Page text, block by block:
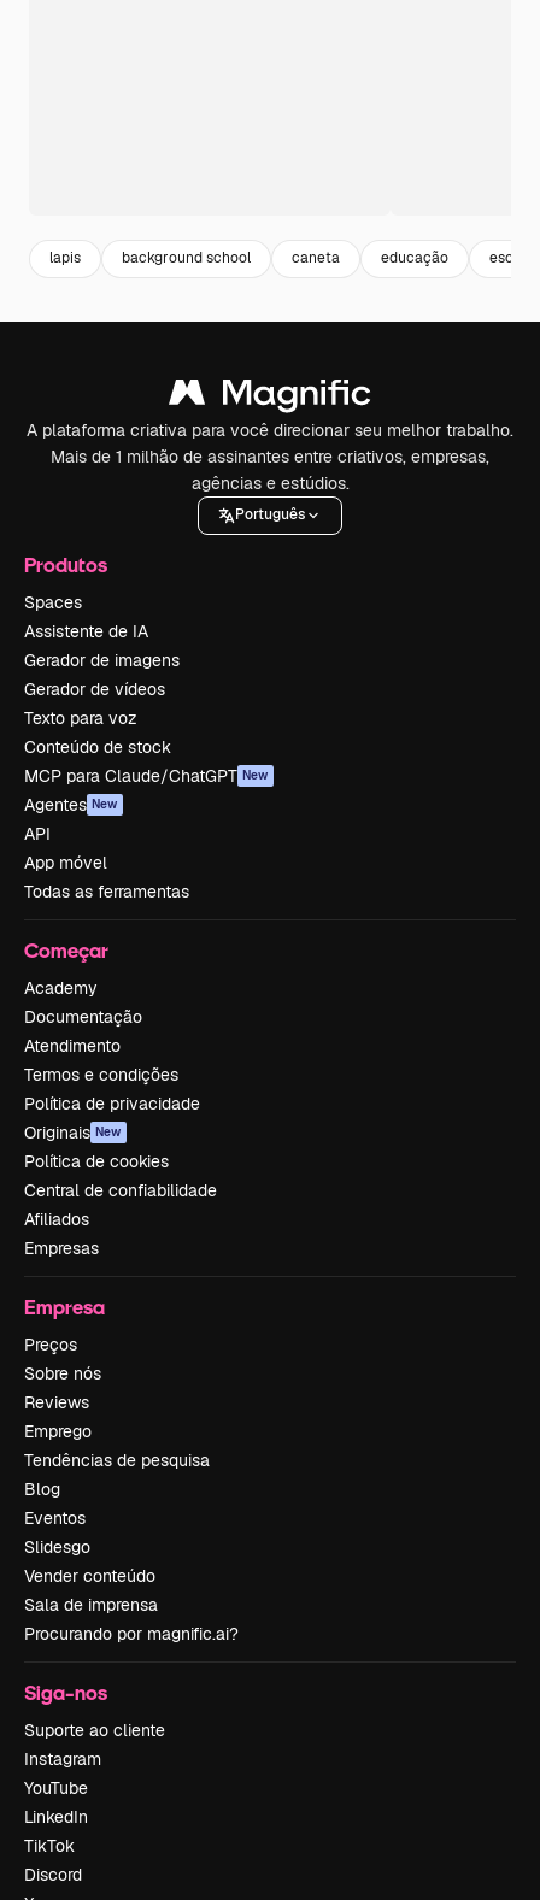
lapis background school caneta educação escola
A plataforma criativa para você direcionar seu melhor trabalho.
Mais de 1 milhão de assinantes entre criativos, empresas,
agências e estúdios.
Português
Produtos
Spaces
Assistente de IA
Gerador de imagens
Gerador de vídeos
Texto para voz
Conteúdo de stock
MCP para Claude/ChatGPT New
Agentes New
API
App móvel
Todas as ferramentas
Começar
Academy
Documentação
Atendimento
Termos e condições
Política de privacidade
Originais New
Política de cookies
Central de confiabilidade
Afiliados
Empresas
Empresa
Preços
Sobre nós
Reviews
Emprego
Tendências de pesquisa
Blog
Eventos
Slidesgo
Vender conteúdo
Sala de imprensa
Procurando por magnific.ai?
Siga-nos
Suporte ao cliente
Instagram
YouTube
LinkedIn
TikTok
Discord